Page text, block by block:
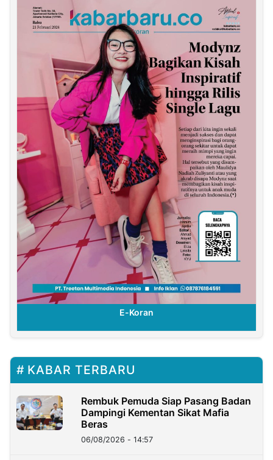
E-Koran
KABAR TERBARU
Rembuk Pemuda Siap Pasang Badan
Dampingi Kementan Sikat Mafia
Beras
06/08/2026 - 14:57